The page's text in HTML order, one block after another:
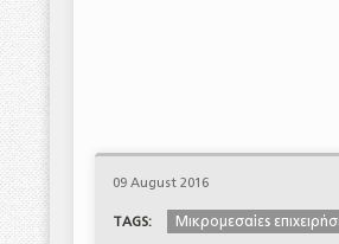
09 August 2016
TAGS: Μικρομεσαίες